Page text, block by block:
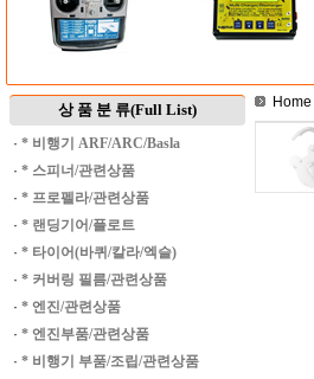
상 품 분 류(Full List)
· * 비행기 ARF/ARC/Basla
· * 스피너/관련상품
· * 프로펠라/관련상품
· * 랜딩기어/플로트
· * 타이어(바퀴/칼라/엑슬)
· * 커버링 필름/관련상품
· * 엔진/관련상품
· * 엔진부품/관련상품
· * 비행기 부품/조립/관련상품
Home